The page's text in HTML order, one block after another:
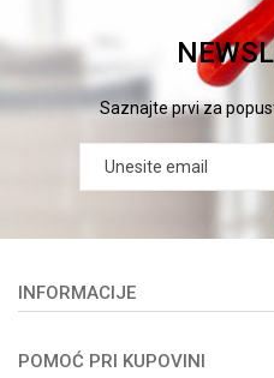
Saznajte prvi za
INFORMACIJE
Woby kartica
POMOĆ PRI KUPOVINI